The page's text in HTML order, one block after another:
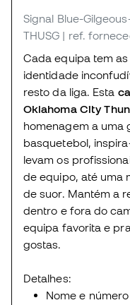
Signal Blue-
THUSG | ref.
Cada equipa tem
identidade
resto da liga. Esta
Oklahoma City
homenagem a uma
basquetebol,
levam os
de equipo, até uma
de suor. Mantém a
dentro e fora do
equipa favorita e
gostas.
Detalhes:
Nome e